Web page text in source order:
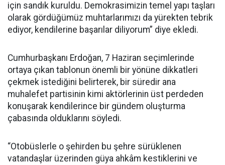
için sandık kuruldu. Demokrasimizin temel yapı taşları
olarak gördüğümüz muhtarlarımızı da yürekten tebrik
ediyor, kendilerine başarılar diliyorum” diye ekledi.
Cumhurbaşkanı Erdoğan, 7 Haziran seçimlerinde
ortaya çıkan tablonun önemli bir yönüne dikkatleri
çekmek istediğini belirterek, bir süredir ana
muhalefet partisinin kimi aktörlerinin üst perdeden
konuşarak kendilerince bir gündem oluşturma
çabasında olduklarını söyledi.
“Otobüslerle o şehirden bu şehre sürüklenen
vatandaşlar üzerinden güya ahkâm kestiklerini ve